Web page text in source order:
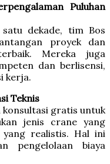
Puluhan
dekade, tim Bos
proyek dan
Mereka juga
dan berlisensi,
kerja.
Teknis
konsultasi gratis untuk
jenis crane yang
realistis. Hal ini
pengelolaan biaya